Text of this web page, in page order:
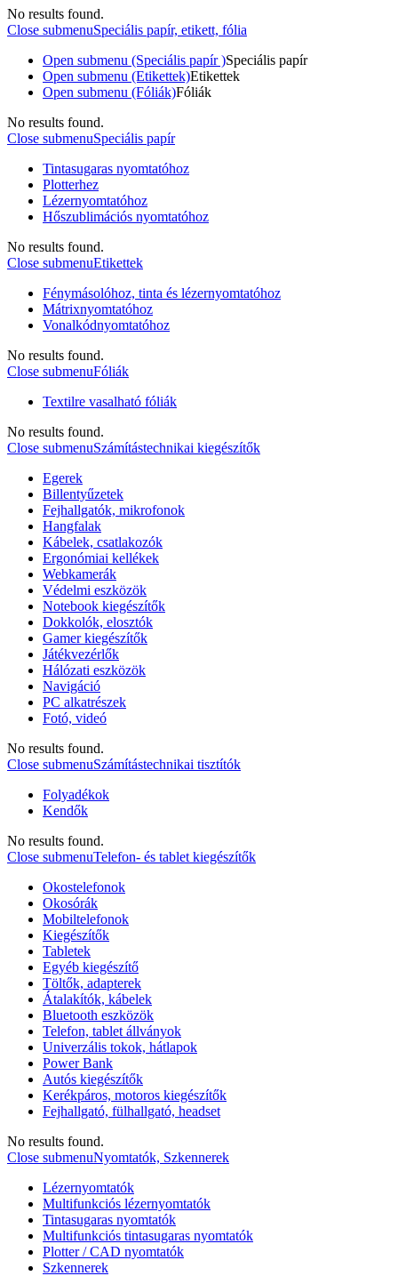
No results found.
Close submenuSpeciális papír, etikett, fólia
Open submenu (Speciális papír )Speciális papír
Open submenu (Etikettek)Etikettek
Open submenu (Fóliák)Fóliák
No results found.
Close submenuSpeciális papír
Tintasugaras nyomtatóhoz
Plotterhez
Lézernyomtatóhoz
Hőszublimációs nyomtatóhoz
No results found.
Close submenuEtikettek
Fénymásolóhoz, tinta és lézernyomtatóhoz
Mátrixnyomtatóhoz
Vonalkódnyomtatóhoz
No results found.
Close submenuFóliák
Textilre vasalható fóliák
No results found.
Close submenuSzámítástechnikai kiegészítők
Egerek
Billentyűzetek
Fejhallgatók, mikrofonok
Hangfalak
Kábelek, csatlakozók
Ergonómiai kellékek
Webkamerák
Védelmi eszközök
Notebook kiegészítők
Dokkolók, elosztók
Gamer kiegészítők
Játékvezérlők
Hálózati eszközök
Navigáció
PC alkatrészek
Fotó, videó
No results found.
Close submenuSzámítástechnikai tisztítók
Folyadékok
Kendők
No results found.
Close submenuTelefon- és tablet kiegészítők
Okostelefonok
Okosórák
Mobiltelefonok
Kiegészítők
Tabletek
Egyéb kiegészítő
Töltők, adapterek
Átalakítók, kábelek
Bluetooth eszközök
Telefon, tablet állványok
Univerzális tokok, hátlapok
Power Bank
Autós kiegészítők
Kerékpáros, motoros kiegészítők
Fejhallgató, fülhallgató, headset
No results found.
Close submenuNyomtatók, Szkennerek
Lézernyomtatók
Multifunkciós lézernyomtatók
Tintasugaras nyomtatók
Multifunkciós tintasugaras nyomtatók
Plotter / CAD nyomtatók
Szkennerek